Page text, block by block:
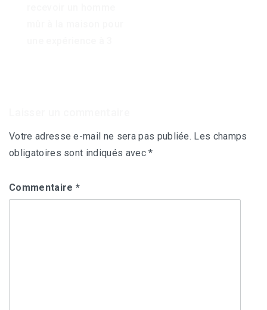
Votre adresse e-mail ne sera pas publiée. Les champs
obligatoires sont indiqués avec*
Commentaire *